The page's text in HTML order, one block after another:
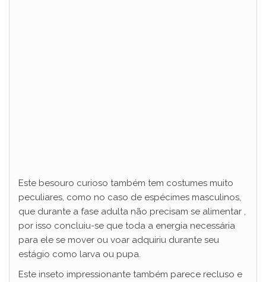
Este besouro curioso também tem costumes muito
peculiares, como no caso de espécimes masculinos,
que durante a fase adulta não precisam se alimentar ,
por isso concluiu-se que toda a energia necessária
para ele se mover ou voar adquiriu durante seu
estágio como larva ou pupa.
Este inseto impressionante também parece recluso e